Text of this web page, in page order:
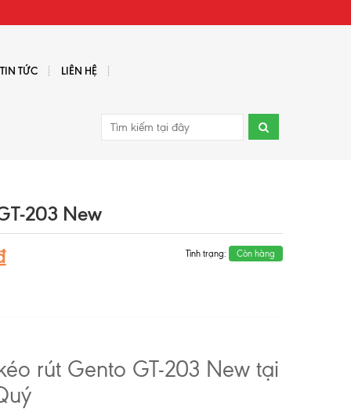
TIN TỨC LIÊN HỆ
203 New
Tình trạng: Còn hàng
rút Gento GT-203 New tại